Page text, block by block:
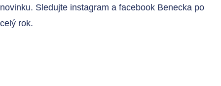
novinku. Sledujte instagram a facebook Benecka po
celý rok.